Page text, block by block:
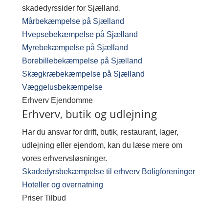
skadedyrssider for Sjælland.
Mårbekæmpelse på Sjælland
Hvepsebekæmpelse på Sjælland
Myrebekæmpelse på Sjælland
Borebillebekæmpelse på Sjælland
Skægkræbekæmpelse på Sjælland
Væggelusbekæmpelse
Erhverv Ejendomme
Erhverv, butik og udlejning
Har du ansvar for drift, butik, restaurant, lager,
udlejning eller ejendom, kan du læse mere om
vores erhvervsløsninger.
Skadedyrsbekæmpelse til erhverv Boligforeninger
Hoteller og overnatning
Priser Tilbud